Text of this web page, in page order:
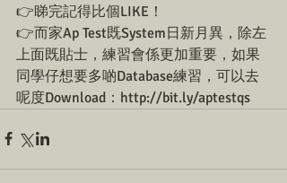
👉睇完記得比個LIKE！
👉而家Ap Test既System日新月異，除左
上面既貼士，練習會係更加重要，如果
同學仔想要多啲Database練習，可以去
呢度Download：http://bit.ly/aptestqs